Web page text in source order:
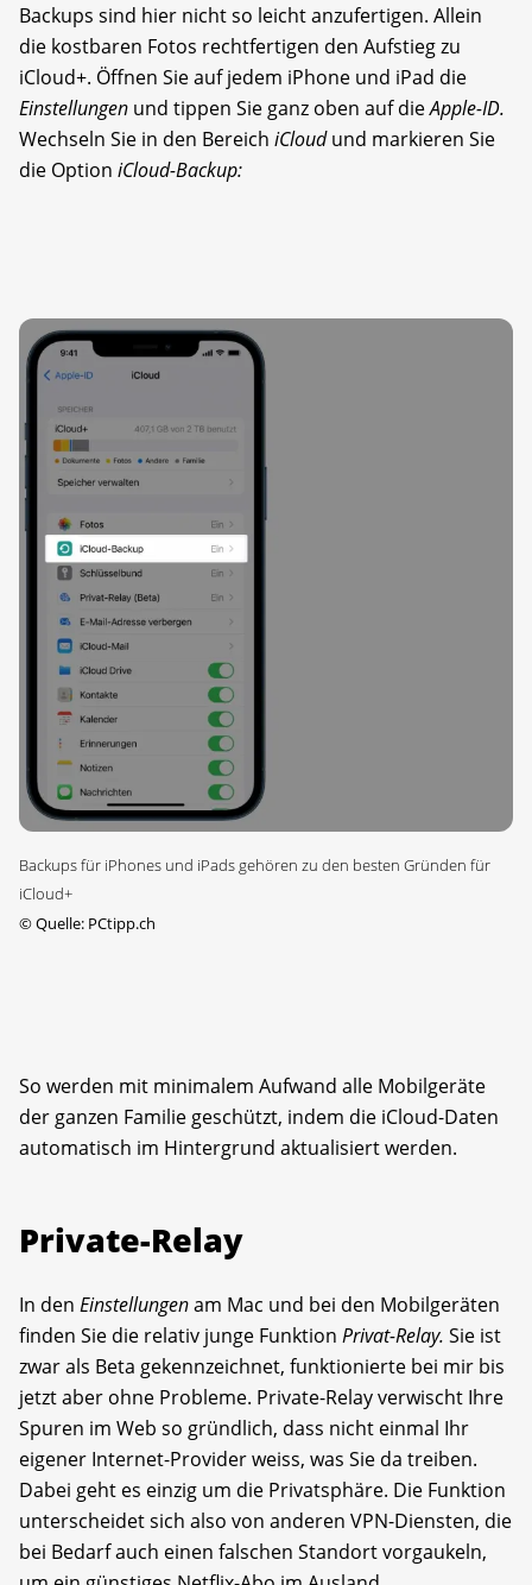
Backups sind hier nicht so leicht anzufertigen. Allein
die kostbaren Fotos rechtfertigen den Aufstieg zu
iCloud+. Öffnen Sie auf jedem iPhone und iPad die
Einstellungen und tippen Sie ganz oben auf dieApple-ID.
Wechseln Sie in den Bereich iCloudund markieren Sie
die Option iCloud-Backup:
Backups für iPhones und iPads gehören zu den besten Gründen für
iCloud+
©Quelle: PCtipp.ch
So werden mit minimalem Aufwand alle Mobilgeräte
der ganzen Familie geschützt, indem die iCloud-Daten
automatisch im Hintergrund aktualisiert werden.
Private-Relay
In den Einstellungenam Mac und bei den Mobilgeräten
finden Sie die relativ junge Funktion Privat-Relay. Sie ist
zwar als Beta gekennzeichnet, funktionierte bei mir bis
jetzt aber ohne Probleme. Private-Relay verwischt Ihre
Spuren im Web so gründlich, dass nicht einmal Ihr
eigener Internet-Provider weiss, was Sie da treiben.
Dabei geht es einzig um die Privatsphäre. Die Funktion
unterscheidet sich also von anderen VPN-Diensten, die
bei Bedarf auch einen falschen Standort vorgaukeln,